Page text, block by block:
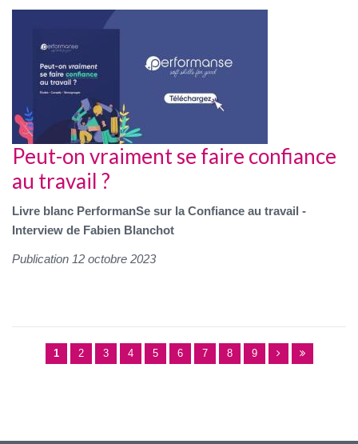
Peut-on vraiment se faire confiance
au travail ?
Livre blanc PerformanSe sur la Confiance au travail -
Interview de Fabien Blanchot
Publication 12 octobre 2023
1 2 3 4 5 6 7 8 9